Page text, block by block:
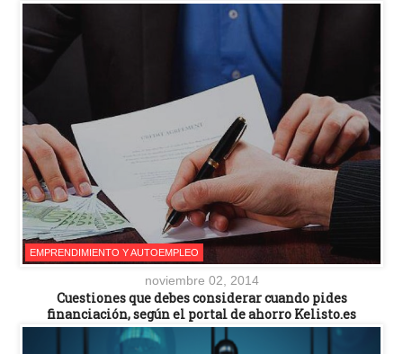
EMPRENDIMIENTO Y AUTOEMPLEO
noviembre 02, 2014
Cuestiones que debes considerar cuando pides
financiación, según el portal de ahorro Kelisto.es